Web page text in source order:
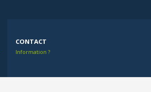
CONTACT
Information ?